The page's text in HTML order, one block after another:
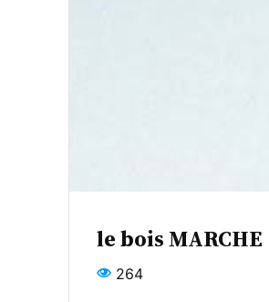
le bois MARCHE
264